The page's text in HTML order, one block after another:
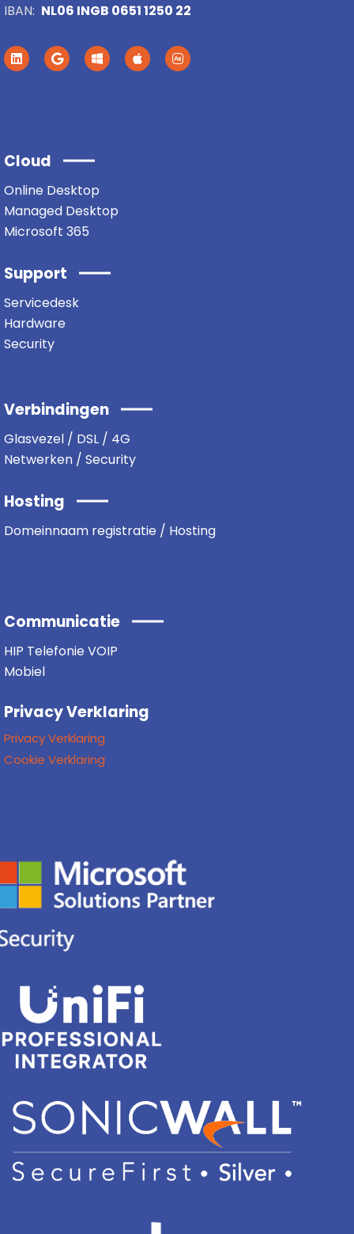
IBAN: NL06 INGB 0651 1250 22
Cloud
Online Desktop
Managed Desktop
Microsoft 365
Support
Servicedesk
Hardware
Security
Verbindingen
Glasvezel / DSL / 4G
Netwerken / Security
Hosting
Domeinnaam registratie / Hosting
Communicatie
HIP Telefonie VOIP
Mobiel
Privacy Verklaring
Privacy Verklaring
Cookie Verklaring